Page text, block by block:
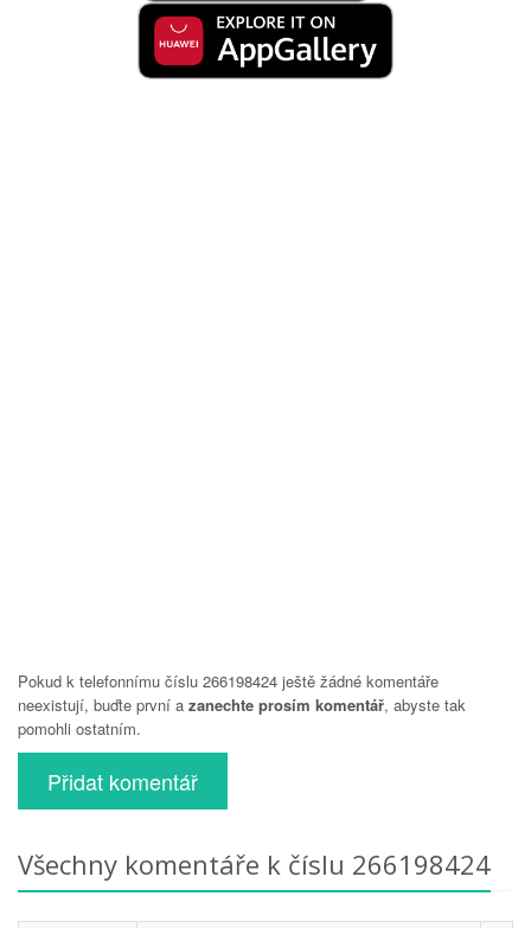
Pokud k telefonnímu číslu 266198424 ještě žádné komentáře
neexistují, buďte první a zanechte prosím komentář, abyste tak
pomohli ostatním.
Přidat komentář
Všechny komentáře k číslu 266198424